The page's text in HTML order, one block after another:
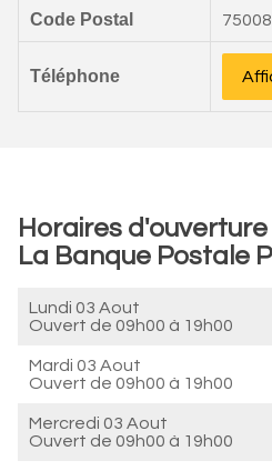
Code Postal 75008
Téléphone
Horaires
La Banque Postale
Lundi 03 Aout
Ouvert de 09h00 à 19h00
Mardi 03 Aout
Ouvert de 09h00 à 19h00
Mercredi 03 Aout
Ouvert de 09h00 à 19h00